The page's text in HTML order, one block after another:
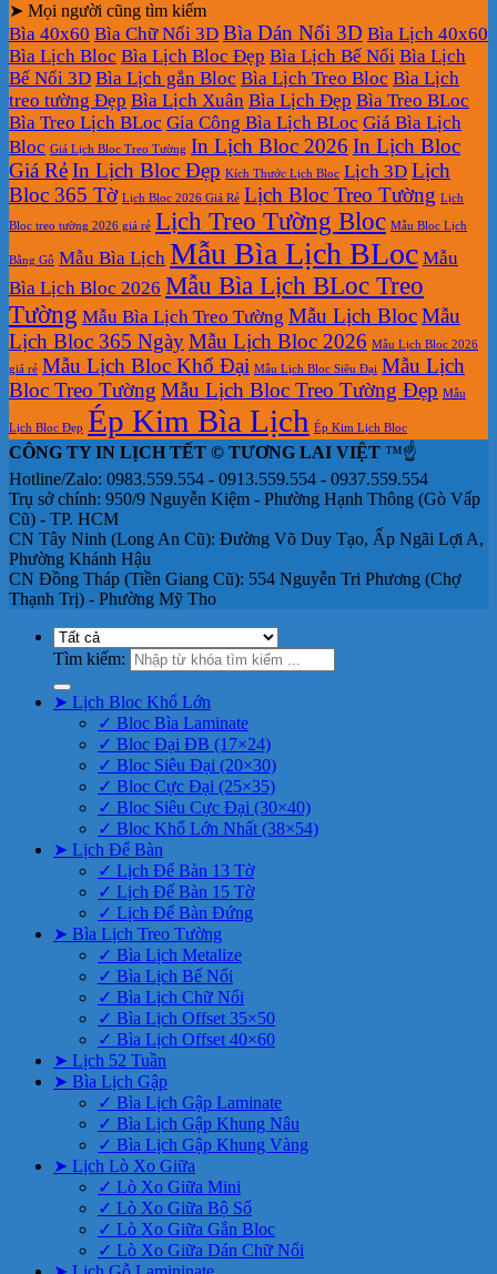
➤ Mọi người cũng tìm kiếm
Bìa 40x60 Bìa Chữ Nổi 3D Bìa Dán Nổi 3D Bìa Lịch 40x60
Bìa Lịch Bloc Bìa Lịch Bloc Đẹp Bìa Lịch Bế Nổi Bìa Lịch
Bế Nổi 3D Bìa Lịch gắn Bloc Bìa Lịch Treo Bloc Bìa Lịch
treo tường Đẹp Bìa Lịch Xuân Bìa Lịch Đẹp Bìa Treo BLoc
Bìa Treo Lịch BLoc Gia Công Bìa Lịch BLoc Giá Bìa Lịch
Bloc Giá Lịch Bloc Treo Tường In Lịch Bloc 2026 In Lịch Bloc
Giá RẻIn Lịch Bloc Đẹp Kích Thước Lịch Bloc Lịch 3D Lịch
Bloc 365 Tờ Lịch Bloc 2026 Giá Rẻ Lịch Bloc Treo Tường Lịch
Bloc treo tường 2026 giá rẻ Lịch Treo Tường Bloc Mẫu Bloc Lịch
Bằng Gỗ Mẫu Bìa Lịch Mẫu Bìa Lịch BLoc Mẫu
Bìa Lịch Bloc 2026 Mẫu Bìa Lịch BLoc Treo
Tường Mẫu Bìa Lịch Treo Tường Mẫu Lịch BlocMẫu
Lịch Bloc 365 NgàyMẫu Lịch Bloc 2026 Mẫu Lịch Bloc 2026
giá rẻ Mẫu Lịch Bloc Khổ Đại Mẫu Lịch Bloc Siêu Đại Mẫu Lịch
Bloc Treo Tường Mẫu Lịch Bloc Treo Tường Đẹp Mẫu
Lịch Bloc Đẹp Ép Kim Bìa Lịch Ép Kim Lịch Bloc
CÔNG TY IN LỊCH TẾT © TƯƠNG LAI VIỆT ™☝️
Hotline/Zalo: 0983.559.554 - 0913.559.554 - 0937.559.554
Trụ sở chính: 950/9 Nguyễn Kiệm - Phường Hạnh Thông (Gò Vấp
Cũ) - TP. HCM
CN Tây Ninh (Long An Cũ): Đường Võ Duy Tạo, Ấp Ngãi Lợi A,
Phường Khánh Hậu
CN Đồng Tháp (Tiền Giang Cũ): 554 Nguyễn Tri Phương (Chợ
Thạnh Trị) - Phường Mỹ Tho
Tìm kiếm:
➤ Lịch Bloc Khổ Lớn
✓ Bloc Bìa Laminate
✓ Bloc Đại ĐB (17×24)
✓ Bloc Siêu Đại (20×30)
✓ Bloc Cực Đại (25×35)
✓ Bloc Siêu Cực Đại (30×40)
✓ Bloc Khổ Lớn Nhất (38×54)
➤ Lịch Để Bàn
✓ Lịch Để Bàn 13 Tờ
✓ Lịch Để Bàn 15 Tờ
✓ Lịch Để Bàn Đứng
➤ Bìa Lịch Treo Tường
✓ Bìa Lịch Metalize
✓ Bìa Lịch Bế Nổi
✓ Bìa Lịch Chữ Nổi
✓ Bìa Lịch Offset 35×50
✓ Bìa Lịch Offset 40×60
➤ Lịch 52 Tuần
➤ Bìa Lịch Gập
✓ Bìa Lịch Gập Laminate
✓ Bìa Lịch Gập Khung Nâu
✓ Bìa Lịch Gập Khung Vàng
➤ Lịch Lò Xo Giữa
✓ Lò Xo Giữa Mini
✓ Lò Xo Giữa Bộ Số
✓ Lò Xo Giữa Gắn Bloc
✓ Lò Xo Giữa Dán Chữ Nổi